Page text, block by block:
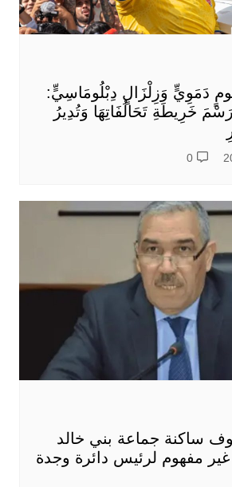
دَمَوِيٍّ وَزِلْزَالٍ دِبْلُومَاسِيٍّ:
خَرِيطَةِ تَحَالُفَاتِهَا وَتُدِيرُ
0
ساكنة جماعة بني خالد
مفهوم لرئيس دائرة وجدة